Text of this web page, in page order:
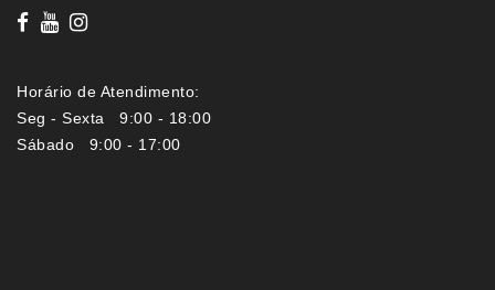
Horário de Atendimento:
Seg - Sexta 9:00 - 18:00
Sábado 9:00 - 17:00